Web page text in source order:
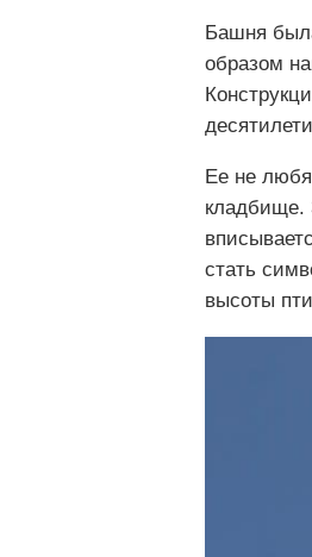
Башня
образом
Ее не
кладбище.
стать
высоты